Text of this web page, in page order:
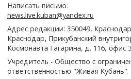
Написать письмо:
news.live.kuban@yandex.ru
Адрес редакции: 350049,
Краснодар, Прикубанский
Космонавта Гагарина, д. 116, офис
Учредитель - Общество с
ответственностью "Живая Кубань".